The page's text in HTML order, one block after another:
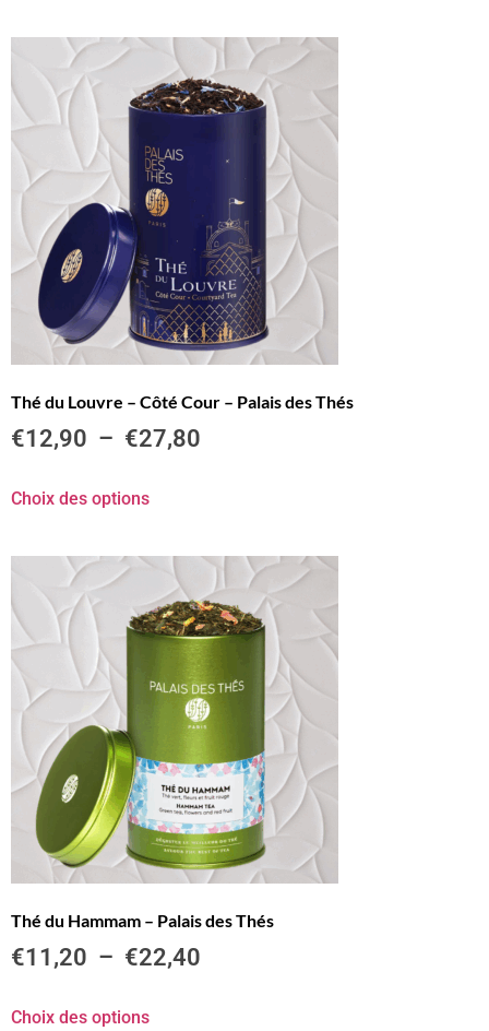
Thé du Louvre – Côté Cour – Palais des Thés
€12,90 – €27,80
Choix des options
Thé du Hammam – Palais des Thés
€11,20 – €22,40
Choix des options